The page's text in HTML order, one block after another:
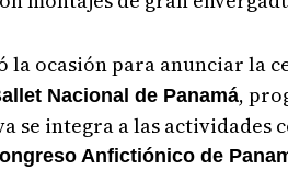
la ocasión para anunciar la
Nacional de Panamá,
se integra a las actividades
Anfictiónico de